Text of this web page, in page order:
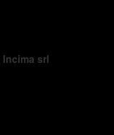
Incima srl